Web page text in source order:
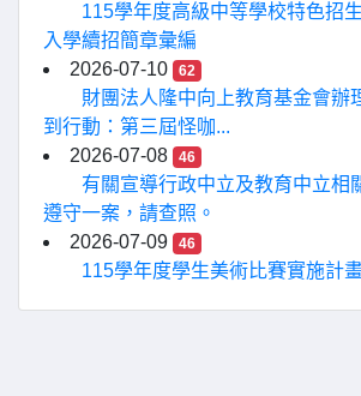
115學年度高級中等學校特色招
入學續招簡章彙編
2026-07-10
62
財團法人隆中向上教育基金會辦
到行動：第三屆怪咖...
2026-07-08
46
有關宣導行政中立及教育中立相
遵守一案，請查照。
2026-07-09
46
115學年度學生美術比賽實施計